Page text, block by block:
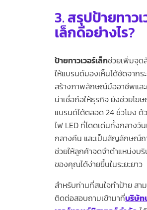
3.สรุปป้ายทาว
เล็กดีอย่างไร?
ป้ายทาวเวอร์เล็กช่วยเพิ่มจุด
ให้แบรนด์มองเห็นได้ชัดจากร
สร้างภาพลักษณ์มืออาชีพแล
น่าเชื่อถือให้ธุรกิจ ยังช่วยโฆ
แบรนด์ได้ตลอด 24 ชั่วโมง ด้
ไฟ LED ที่โดดเด่นทั้งกลางวัน
กลางคืน และเป็นสัญลักษณ์ถ
ช่วยให้ลูกค้าจดจำตำแหน่งบ
ของคุณได้ง่ายขึ้นในระยะยาว
สำหรับท่านที่สนใจทำป้าย สา
ติดต่อสอบถามเข้ามาที่บริษัท